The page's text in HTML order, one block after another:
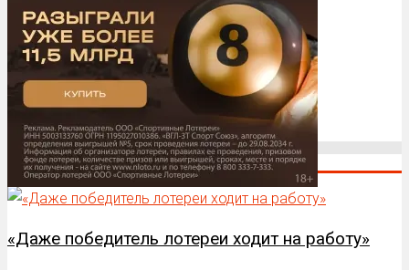
Последние новости
«Даже победитель лотереи ходит на работу»